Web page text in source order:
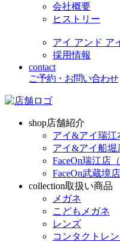
会社概要
ヒストリー
アイ アンド ア
採用情報
contact
ご予約・お問い合わせ
shop店舗紹介
アイ&アイ瑞江
アイ&アイ船堀
FaceOn瑞江店
FaceOn武蔵境店
collection取扱い商品
メガネ
こどもメガネ
レンズ
コンタクトレ